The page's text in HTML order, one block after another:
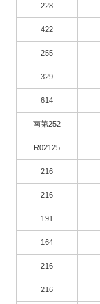
228
422
255
329
614
南第252
R02125
216
216
191
164
216
216